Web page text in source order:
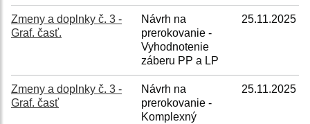
Zmeny a doplnky č. 3 -
Graf. časť.
Návrh na
prerokovanie -
Vyhodnotenie
záberu PP a LP
25.11.2025
Zmeny a doplnky č. 3 -
Graf. časť
Návrh na
prerokovanie -
Komplexný
25.11.2025